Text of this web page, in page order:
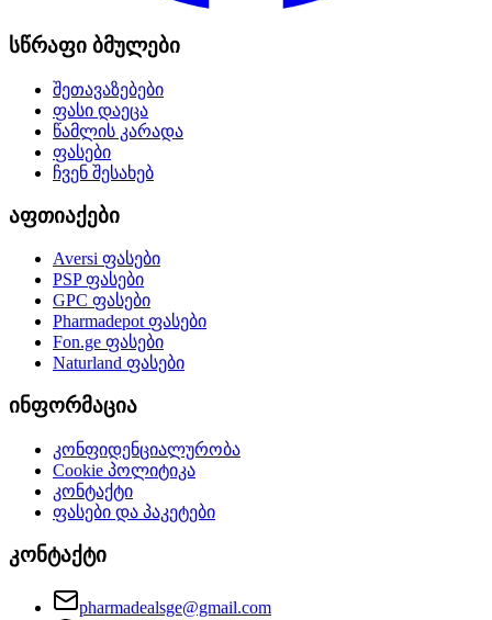
სწრაფი ბმულები
შეთავაზებები
ფასი დაეცა
წამლის კარადა
ფასები
ჩვენ შესახებ
აფთიაქები
Aversi ფასები
PSPფასები
GPC ფასები
Pharmadepotფასები
Fon.ge ფასები
Naturland ფასები
ინფორმაცია
კონფიდენციალურობა
Cookie პოლიტიკა
კონტაქტი
ფასები და პაკეტები
კონტაქტი
pharmadealsge@gmail.com